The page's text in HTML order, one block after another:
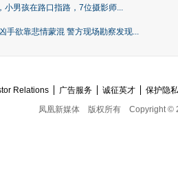
小男孩在路口指路，7位摄影师...
手欲靠悲情蒙混 警方现场勘察发现...
Relations 广告服务 诚征英才
保护隐
凤凰新媒体
版权所有 Copyright ©